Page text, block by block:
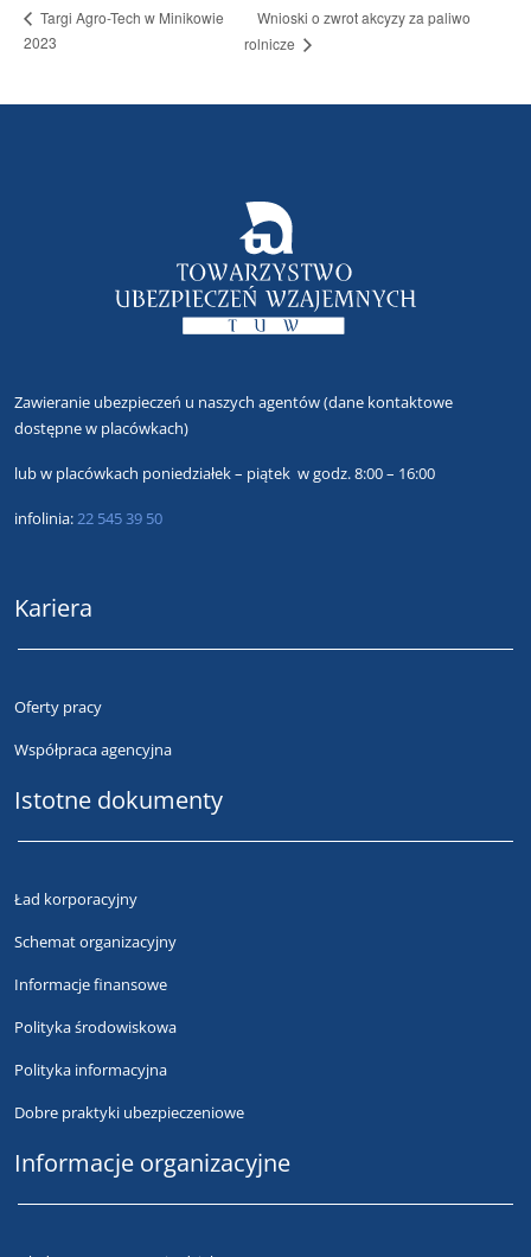
Targi Agro-Tech w Minikowie
2023
Wnioski o zwrot akcyzy za paliwo
rolnicze
Zawieranie ubezpieczeń u naszych agentów(dane kontaktowe
dostępne w placówkach)
lubw placówkach poniedziałek – piątek w godz. 8:00 – 16:00
infolinia:22 545 39 50
Kariera
Oferty pracy
Współpraca agencyjna
Istotne dokumenty
Ład korporacyjny
Schemat organizacyjny
Informacje finansowe
Polityka środowiskowa
Polityka informacyjna
Dobre praktyki ubezpieczeniowe
Informacje organizacyjne